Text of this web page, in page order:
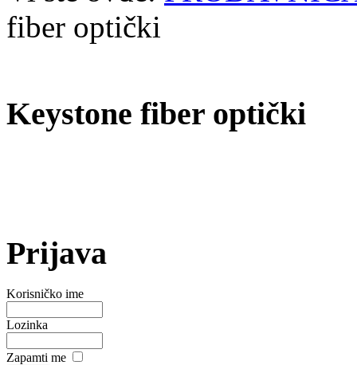
fiber optički
Keystone fiber optički
Prijava
Korisničko ime
Lozinka
Zapamti me